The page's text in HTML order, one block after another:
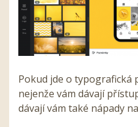
Pokud jde o typografická
nejenže vám dávají
dávají vám také nápady